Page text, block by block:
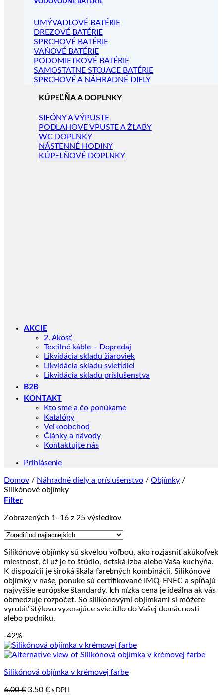
UMÝVADLOVÉ BATÉRIE
DREZOVÉ BATÉRIE
SPRCHOVÉ BATÉRIE
VAŇOVÉ BATÉRIE
PODOMIETKOVÉ BATÉRIE
SAMOSTATNE STOJACE BATÉRIE
SPRCHOVÉ A NÁHRADNÉ DIELY
KÚPEĽŇA A DOPLNKY
SIFÓNY A VÝPUSTE
PODLAHOVE VPUSTE A ŽĽABY
WC DOPLNKY
NÁSTENNÉ HODINY
KÚPELŇOVÉ DOPLNKY
AKCIE
2. Akosť
Textilné káble – Dopredaj
Likvidácia skladu žiaroviek
Likvidácia skladu svietidiel
Likvidácia skladu príslušenstva
B2B
KONTAKT
Kto sme a čo ponúkame
Katalógy
Veľkoobchod
Články a návody
Kontaktujte nás
Prihlásenie
Domov / Náhradné diely a príslušenstvo / Objímky /
Silikónové objímky
Filter
Zobrazených 1–16 z 25 výsledkovZoradené
ceny:
najnižšej
po
najvyššiu
Silikónové objímky sú skvelou voľbou, ako rozjasniť akúkoľvek
miestnosť, či už je to štúdio, detská izba alebo Vaša kuchyňa.
K dispozícii je široká škála farebných kombinácií. Silikónové
objímky v našej ponuke sú certifikované IMQ-ENEC a spĺňajú
najvyššie európske štandardy. Ich nízka cena je ideálna ak vás
obmedzuje rozpočet. So silikonovými objímkami si môžete
vyrobiť štýlovo vyzerajúce svietidlo do Vašej domácnosti
alebo podniku.
-42%
Silikónová objímka v krémovej farbe
6.00€ Pôvodná
3.50 €Aktuálna
s DPH